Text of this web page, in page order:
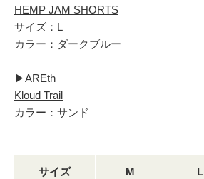
HEMP JAM SHORTS
サイズ：L
カラー：ダークブルー
▶︎AREth
Kloud Trail
カラー：サンド
サイズ M L